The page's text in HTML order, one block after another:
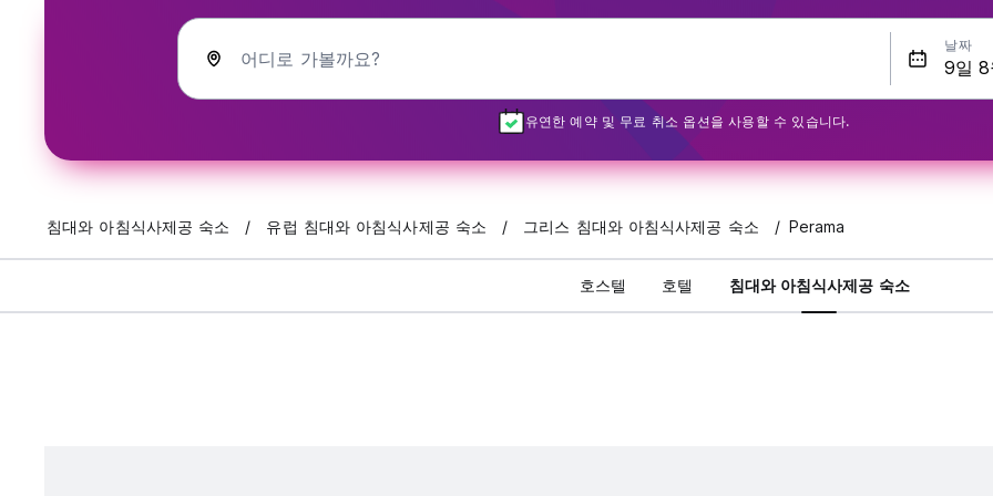
어디로 가볼까요?
날짜
유연한 예약 및 무료 취소 옵션을 사용할 수 있습니다.
침대와 아침식사제공 숙소 유럽 침대와 아침식사제공 숙소 그리스 침대와 아침식사제공 숙소 Perama
호스텔 호텔 침대와 아침식사제공 숙소